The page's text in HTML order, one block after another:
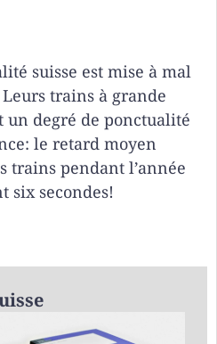
suisse est mise à mal
trains à grande
un degré de ponctualité
le retard moyen
trains pendant l’année
six secondes!